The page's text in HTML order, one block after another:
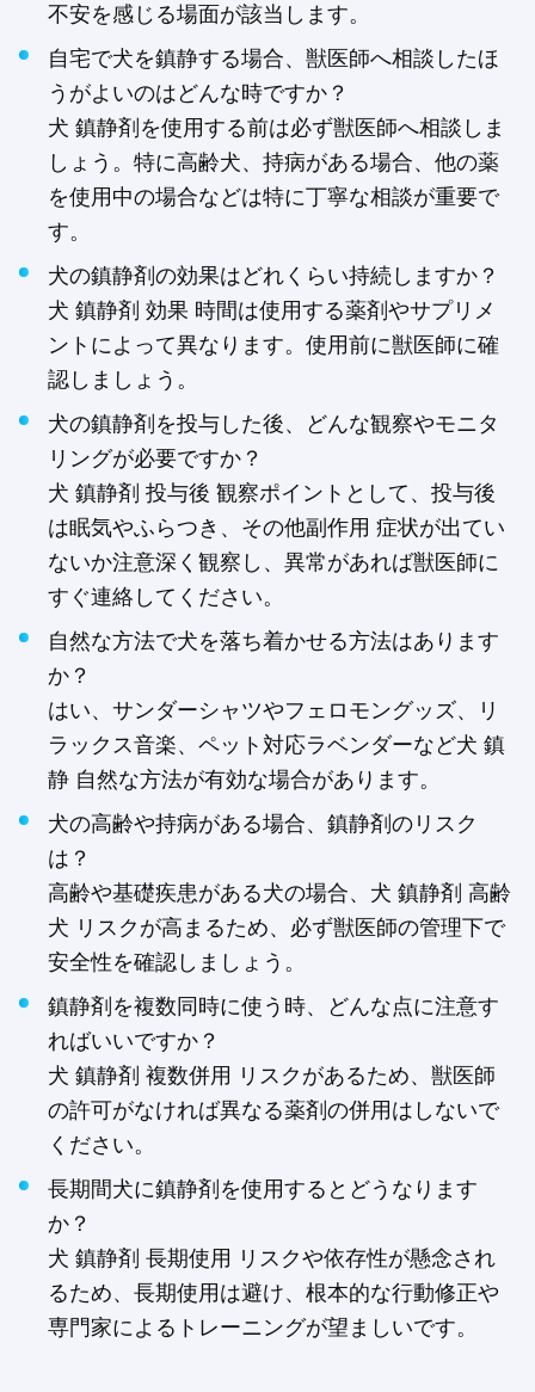
不安を感じる場面が該当します。
自宅で犬を鎮静する場合、獣医師へ相談したほ
うがよいのはどんな時ですか？
犬 鎮静剤を使用する前は必ず獣医師へ相談しま
しょう。特に高齢犬、持病がある場合、他の薬
を使用中の場合などは特に丁寧な相談が重要で
す。
犬の鎮静剤の効果はどれくらい持続しますか？
犬 鎮静剤 効果 時間は使用する薬剤やサプリメ
ントによって異なります。使用前に獣医師に確
認しましょう。
犬の鎮静剤を投与した後、どんな観察やモニタ
リングが必要ですか？
犬 鎮静剤 投与後 観察ポイントとして、投与後
は眠気やふらつき、その他副作用 症状が出てい
ないか注意深く観察し、異常があれば獣医師に
すぐ連絡してください。
自然な方法で犬を落ち着かせる方法はあります
か？
はい、サンダーシャツやフェロモングッズ、リ
ラックス音楽、ペット対応ラベンダーなど犬 鎮
静 自然な方法が有効な場合があります。
犬の高齢や持病がある場合、鎮静剤のリスク
は？
高齢や基礎疾患がある犬の場合、犬 鎮静剤 高齢
犬 リスクが高まるため、必ず獣医師の管理下で
安全性を確認しましょう。
鎮静剤を複数同時に使う時、どんな点に注意す
ればいいですか？
犬 鎮静剤 複数併用 リスクがあるため、獣医師
の許可がなければ異なる薬剤の併用はしないで
ください。
長期間犬に鎮静剤を使用するとどうなります
か？
犬 鎮静剤 長期使用 リスクや依存性が懸念され
るため、長期使用は避け、根本的な行動修正や
専門家によるトレーニングが望ましいです。